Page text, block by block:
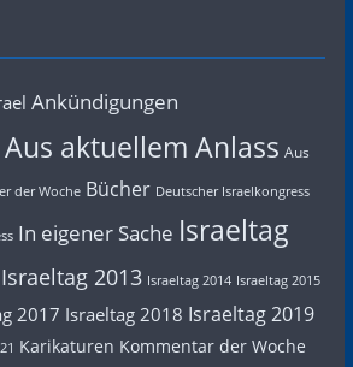
Ankündigungen
Aus aktuellem Anlass Aus
der Woche Bücher Deutscher Israelkongress
In eigener Sache Israeltag
Israeltag 2013 Israeltag 2014 Israeltag 2015
2017 Israeltag 2018 Israeltag 2019
Karikaturen Kommentar der Woche